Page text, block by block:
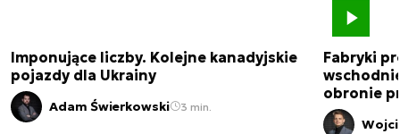
Imponujące liczby. Kolejne kanadyjskie
pojazdy dla Ukrainy
Adam Świerkowski 3 min.
Fabryki
obronie